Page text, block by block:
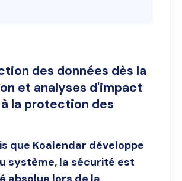
des données dès la
et analyses d'impact
la protection des
que Koalendar développe
système, la sécurité est